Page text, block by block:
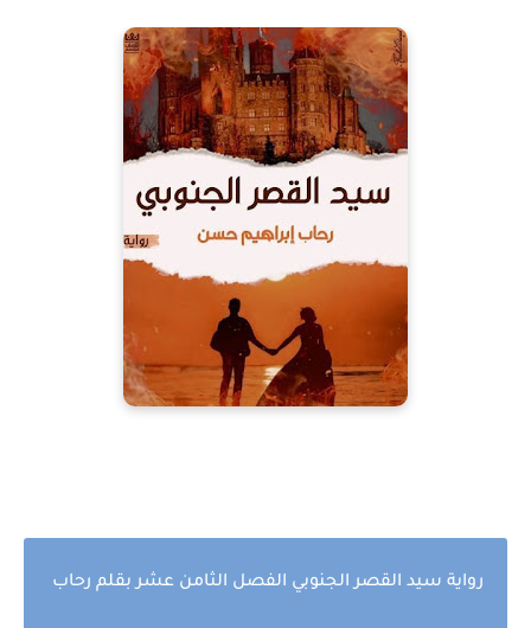
رواية سيد القصر الجنوبي الفصل الثامن عشر بقلم رحاب